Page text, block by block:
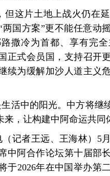
但这片土地上战火仍在
国方案”更不能任意动
撒冷为首都、享有完
正式会员国，支持召开
续为缓解加沙人道主义
活中的阳光。中方将继
来，让构建中阿命运共同
记者王远、王海林）5
中阿合作论坛第十届部
于2026年在中国举办第